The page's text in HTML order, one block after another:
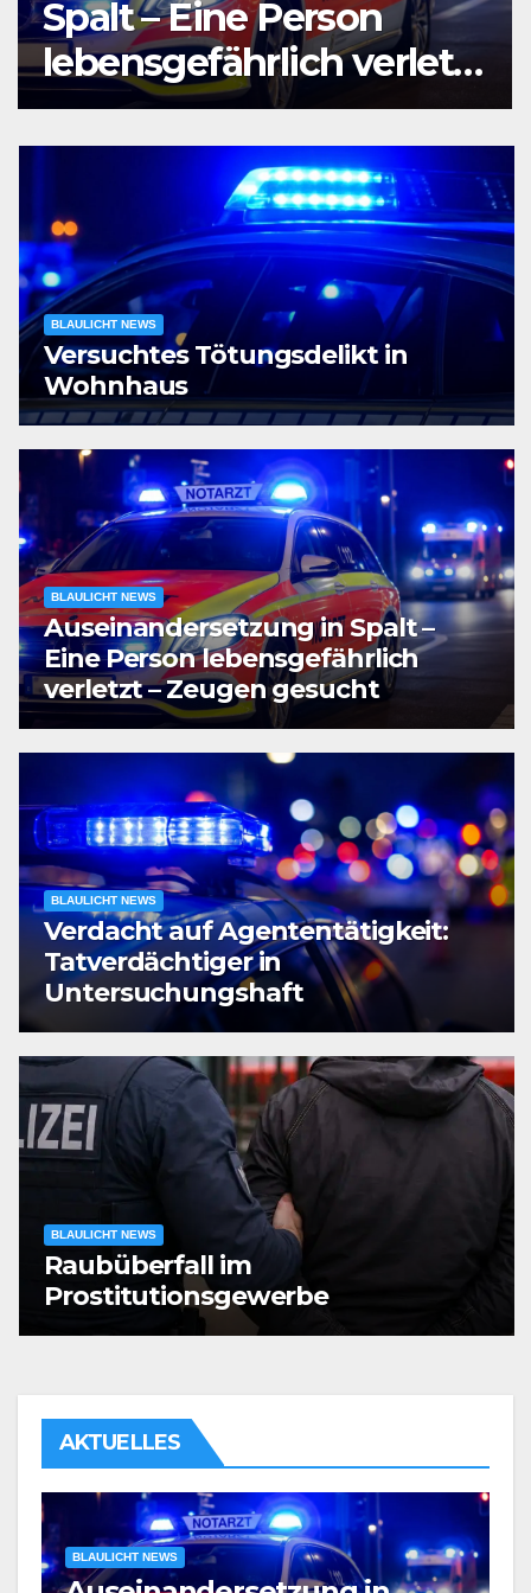
Agententätigkeit:
Tatverdächtiger in
Untersuchungshaft
BLAULICHT NEWS
Versuchtes Tötungsdelikt in
Wohnhaus
BLAULICHT NEWS
Auseinandersetzung in Spalt –
Eine Person lebensgefährlich
verletzt – Zeugen gesucht
BLAULICHT NEWS
Verdacht auf Agententätigkeit:
Tatverdächtiger in
Untersuchungshaft
BLAULICHT NEWS
Raubüberfall im
Prostitutionsgewerbe
AKTUELLES
BLAULICHT NEWS